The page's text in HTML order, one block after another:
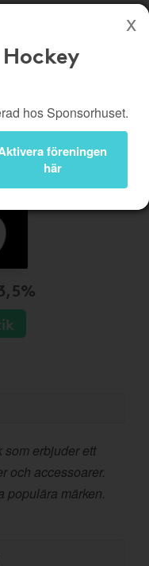
Brinken Hockey
Kampanjer
Logga in
hos Sponsorhuset.
föreningen
här
som erbjuder ett
och accessoarer.
populära märken.